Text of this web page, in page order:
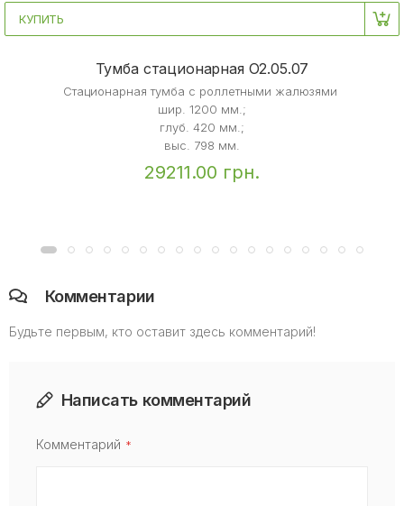
КУПИТЬ
Тумба стационарная O2.05.07
Стационарная тумба с роллетными жалюзями
шир. 1200 мм.;
глуб. 420 мм.;
выс. 798 мм.
29211.00 грн.
Комментарии
Будьте первым, кто оставит здесь комментарий!
Написать комментарий
Комментарий